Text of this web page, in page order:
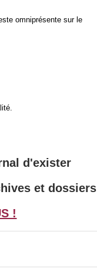
omniprésente sur le
d'exister
et dossiers
!